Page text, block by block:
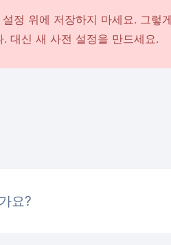
정 위에 저장하지 마세요. 그렇
. 대신 새 사전 설정을 만드세요.
요?